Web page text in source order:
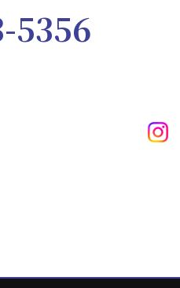
プログラム」として定めてお
者とし、すべての業務におき
5356